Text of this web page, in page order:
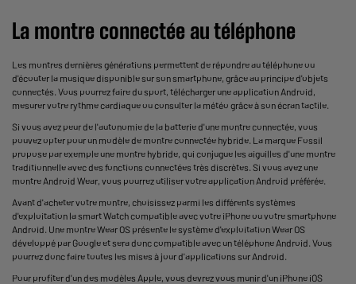
La montre connectée au téléphone
Les montres dernières générations permettent de répondre au téléphone ou
d'écouter la musique disponible sur son smartphone, grâce au principe d'objets
connectés. Vous pourrez faire du sport, télécharger une application Android,
mesurer votre rythme cardiaque ou consulter la météo grâce à son écran tactile.
Si vous avez peur de l'autonomie de la batterie d'une montre connectée, vous
pouvez opter pour un modèle de montre connectée hybride. La marque Fossil
propose par exemple une montre hybride, qui conjugue les aiguilles d'une montre
traditionnelle avec des fonctions connectées très discrètes. Si vous avez une
montre Android Wear, vous pourrez utiliser votre application Android préférée.
Avant d'acheter votre montre, choisissez parmi les différents systèmes
d'exploitation la smart Watch compatible avecvotre iPhoneou votre smartphone
Android. Une montre Wear OS présente le système d'exploitation Wear OS
développé par Google et sera donc compatible avec un téléphone Android. Vous
pourrez donc faire toutes les mises à jour d'applications sur Android.
Pour profiter d'un des modèles Apple, vous devrez vous munir d'un iPhone iOS